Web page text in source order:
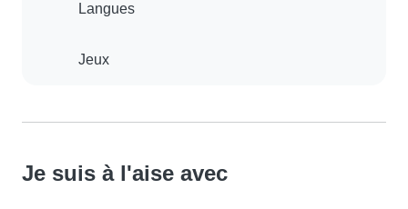
Langues
Jeux
Je suis à l'aise avec